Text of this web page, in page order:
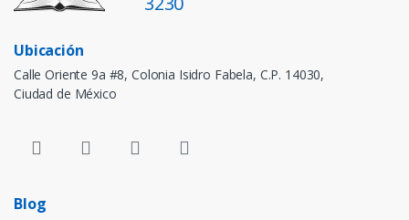
Ubicación
Calle Oriente 9a #8, Colonia Isidro Fabela, C.P. 14030,
Ciudad de México
Blog